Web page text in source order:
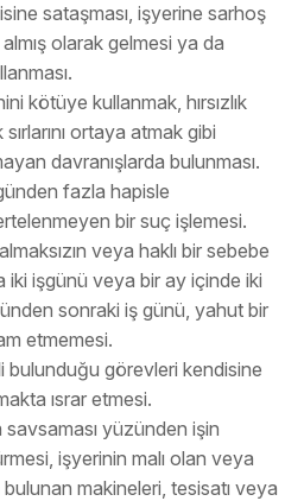
sataşması, işyerine sarhoş
olarak gelmesi ya da
kötüye kullanmak, hırsızlık
ortaya atmak gibi
davranışlarda bulunması.
fazla hapisle
bir suç işlemesi.
veya haklı bir sebebe
iki işgünü veya bir ay içinde iki
sonraki iş günü, yahut bir
etmemesi.
görevleri kendisine
ısrar etmesi.
yüzünden işin
işyerinin malı olan veya
bulunan makineleri, tesisatı veya